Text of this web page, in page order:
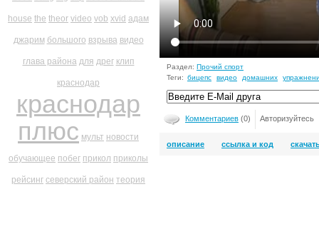
house the theor video vob xvid адам
джарим большого взрыва видео
глава района для дрег клип
краснодар
краснодар
плюс мульт новости
обучающее побег прикол приколы
рейсинг северский район теория
Раздел: Прочий спорт
Теги: бицепс видео домашних
Комментариев (0) Авторизуйтесь
описание ссылка и код